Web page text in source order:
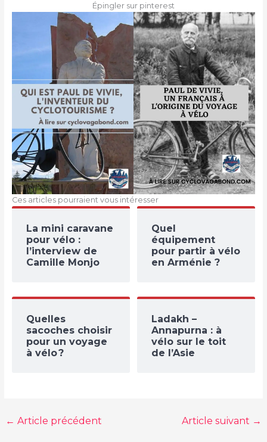
Épingler sur pinterest
Ces articles pourraient vous intéresser
La mini caravane
pour vélo :
l’interview de
Camille Monjo
Quel
équipement
pour partir à vélo
en Arménie ?
Quelles
sacoches choisir
pour un voyage
à vélo ?
Ladakh –
Annapurna : à
vélo sur le toit
de l’Asie
← Article précédent Article suivant →